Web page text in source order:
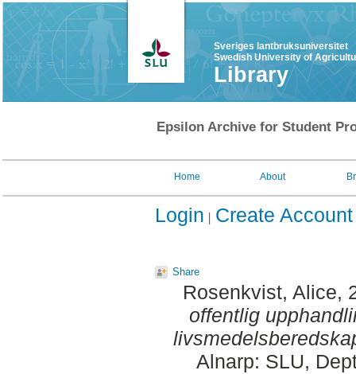
Sveriges lantbruksuniversitet
Swedish University of
Library
Epsilon Archive for Student
Home About
Login Create Account
Share
Rosenkvist, Alice,
offentlig
Alnarp: SLU,